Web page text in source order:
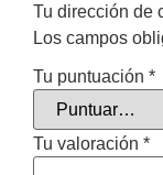
Tu dirección de
Los campos
Tu puntuación *
Tu valoración *